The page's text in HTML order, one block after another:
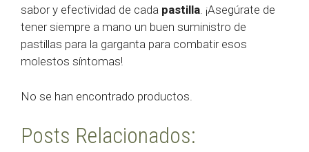
sabor y efectividad de cada pastilla. ¡Asegúrate de
tener siempre a mano un buen suministro de
pastillas para la garganta para combatir esos
molestos síntomas!
No se han encontrado productos.
Posts Relacionados: